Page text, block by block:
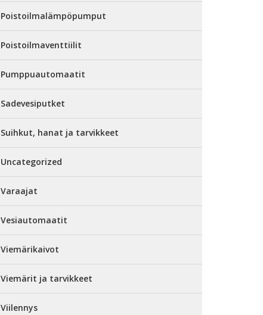
Poistoilmalämpöpumput
Poistoilmaventtiilit
Pumppuautomaatit
Sadevesiputket
Suihkut, hanat ja tarvikkeet
Uncategorized
Varaajat
Vesiautomaatit
Viemärikaivot
Viemärit ja tarvikkeet
Viilennys